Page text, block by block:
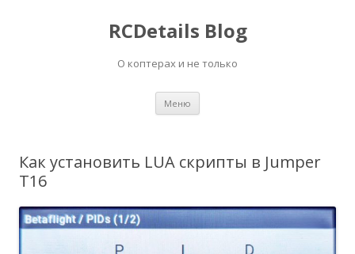
RCDetails Blog
О коптерах и не только
Меню
Как установить LUA скрипты в Jumper
T16